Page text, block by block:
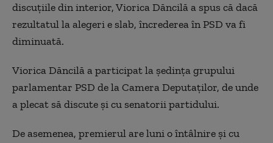
discuțiile din interior, Viorica Dăncilă a spus că dacă
rezultatul la alegeri e slab, încrederea în PSD va fi
diminuată.
Viorica Dăncilă a participat la ședința grupului
parlamentar PSD de la Camera Deputaților, de unde
a plecat să discute și cu senatorii partidului.
De asemenea, premierul are luni o întâlnire și cu